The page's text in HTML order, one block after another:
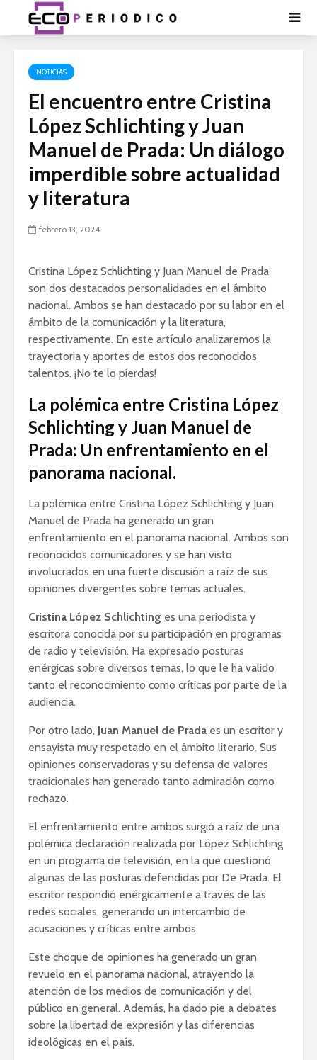
NOTICIAS
El encuentro entre Cristina
López Schlichting y Juan
Manuel de Prada: Un diálogo
imperdible sobre actualidad
y literatura
febrero 13, 2024
Cristina López Schlichting y Juan Manuel de Prada
son dos destacados personalidades en el ámbito
nacional. Ambos se han destacado por su labor en el
ámbito de la comunicación y la literatura,
respectivamente. En este artículo analizaremos la
trayectoria y aportes de estos dos reconocidos
talentos. ¡No te lo pierdas!
La polémica entre Cristina López
Schlichting y Juan Manuel de
Prada: Un enfrentamiento en el
panorama nacional.
La polémica entre Cristina López Schlichting y Juan
Manuel de Prada ha generado un gran
enfrentamiento en el panorama nacional. Ambos son
reconocidos comunicadores y se han visto
involucrados en una fuerte discusión a raíz de sus
opiniones divergentes sobre temas actuales.
Cristina López Schlichting es una periodista y
escritora conocida por su participación en programas
de radio y televisión. Ha expresado posturas
enérgicas sobre diversos temas, lo que le ha valido
tanto el reconocimiento como críticas por parte de la
audiencia.
Por otro lado, Juan Manuel de Prada es un escritor y
ensayista muy respetado en el ámbito literario. Sus
opiniones conservadoras y su defensa de valores
tradicionales han generado tanto admiración como
rechazo.
El enfrentamiento entre ambos surgió a raíz de una
polémica declaración realizada por López Schlichting
en un programa de televisión, en la que cuestionó
algunas de las posturas defendidas por De Prada. El
escritor respondió enérgicamente a través de las
redes sociales, generando un intercambio de
acusaciones y críticas entre ambos.
Este choque de opiniones ha generado un gran
revuelo en el panorama nacional, atrayendo la
atención de los medios de comunicación y del
público en general. Además, ha dado pie a debates
sobre la libertad de expresión y las diferencias
ideológicas en el país.